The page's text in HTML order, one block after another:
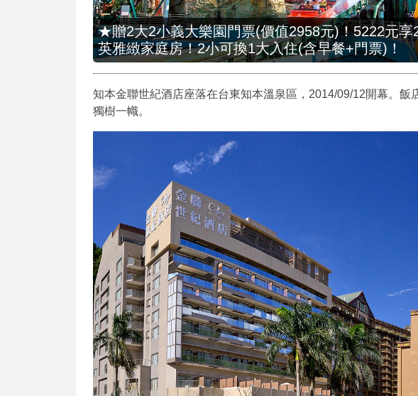
★贈2大2小義大樂園門票(價值2958元)！5222元享
英雅緻家庭房！2小可換1大入住(含早餐+門票)！
知本金聯世紀酒店座落在台東知本溫泉區，2014/09/12開幕。飯
獨樹一幟。